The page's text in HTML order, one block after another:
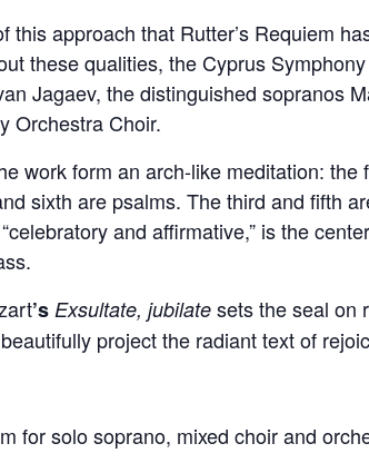
this approach that Rutter’s Requiem
these qualities, the Cyprus
Jagaev, the distinguished sopranos
Orchestra Choir.
work form an arch-like meditation:
sixth are psalms. The third and fifth
and affirmative,” is the
’s Exsultate, jubilate sets the seal on
project the radiant text of
for solo soprano, mixed choir and